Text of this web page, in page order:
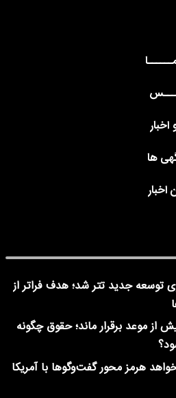
اخبار
ها
اخبار
توسعه جدید تتر شد؛ هدف فراتر از
از موعد برقرار ماند؛ حقوق چگونه
هرمز محور گفت‌وگوها با آمریکا